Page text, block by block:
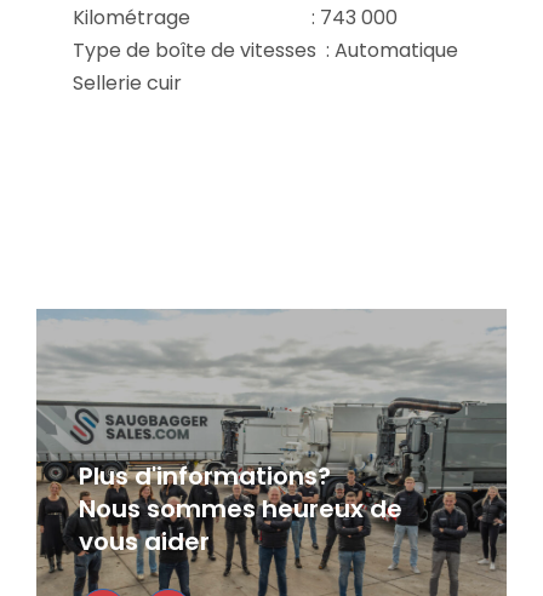
Plus d'informations?
Nous sommes heureux de
vous aider
Kilométrage : 743 000
Type de boîte de vitesses : Automatique
Sellerie cuir